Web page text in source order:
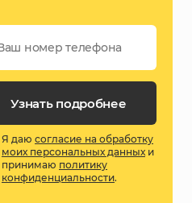
Узнать подробнее
Я даю согласие на обработку
моих персональных данных и
принимаю политику
конфиденциальности.